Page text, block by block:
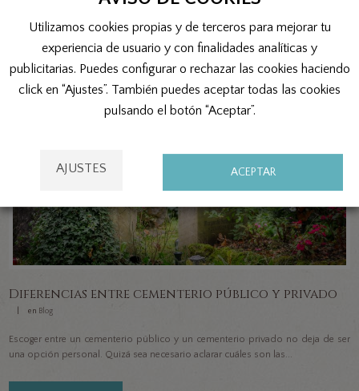
Diferencias entre cementerio público y privado
en Blog
Escoger entre un cementerio público y un cementerio privado no deja de ser
una opción personal. Quizá sea necesario aclarar cuáles son las...
Utilizamos cookies propias y de terceros para mejorar tu
experiencia de usuario y con finalidades analíticas y
publicitarias. Puedes configurar o rechazar las cookies haciendo
click en “Ajustes”. También puedes aceptar todas las cookies
pulsando el botón “Aceptar”.
AJUSTES ACEPTAR